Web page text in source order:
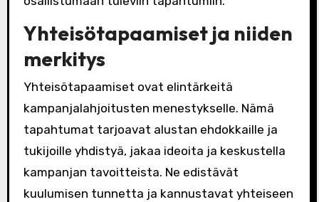
Yhteisötapaamiset ja niiden
merkitys
Yhteisötapaamiset ovat elintärkeitä
kampanjalahjoitusten menestykselle. Nämä
tapahtumat tarjoavat alustan ehdokkaille ja
tukijoille yhdistyä, jakaa ideoita ja keskustella
kampanjan tavoitteista. Ne edistävät
kuulumisen tunnetta ja kannustavat yhteiseen